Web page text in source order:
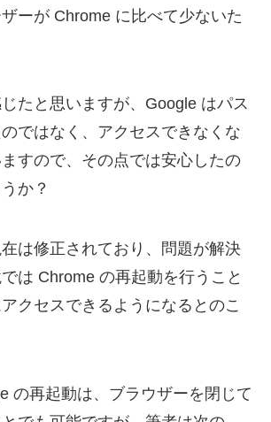
ーが Chrome に比べて少ないた
たと思いますが、Google はパス
ではなく、アクセスできなくな
すので、その点では安心したの
か？
は修正されており、問題が解決
は Chrome の再起動を行うこと
クセスできるようになるとのこ
の再起動は、ブラウザーを閉じて